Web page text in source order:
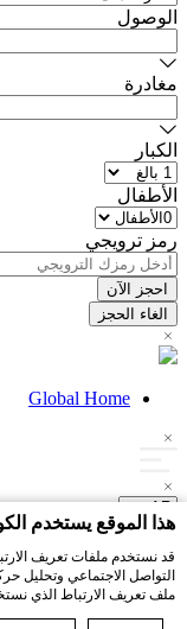
هذا الموقع يستخدم
قد نستخدم ملفات تعريف
التواصل الاجتماعي وتحليل
ملف تعريف الارتباط الذي
الوصول
مغادرة
الكبار
الأطفال
رمز ترويجي
Global Home
احجز الآن
Global Home